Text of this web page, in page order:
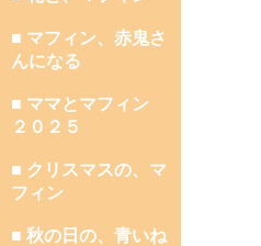
■ マフィン、赤鬼さ
んになる
■ ママとマフィン
２０２５
■ クリスマスの、マ
フィン
■ 秋の日の、青いね